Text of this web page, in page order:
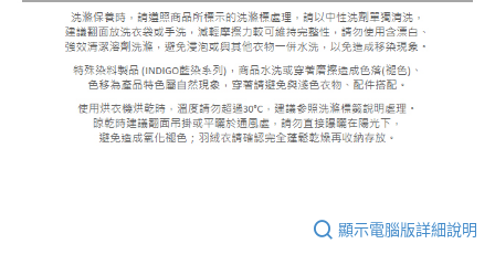
顯示電腦版詳細說明